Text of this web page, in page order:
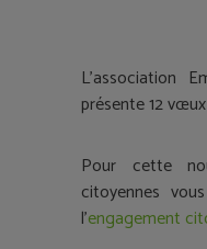
L’association
présente 12
Pour cette
citoyennes
l’engagement